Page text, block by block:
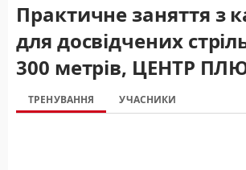
Практичне заняття з
для досвідчених
300 метрів, ЦЕНТР
ТРЕНУВАННЯ УЧАСНИКИ